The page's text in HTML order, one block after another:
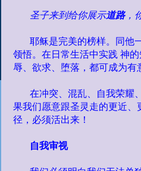
圣子来到给你展示道路，
耶稣是完美的榜样。同他
领悟。在日常生活中实践 神
辱、欲求、堕落，都可成为有
在冲突、混乱、自我荣耀
果我们愿意跟圣灵走的更近
径，必须活出来！
自我审视